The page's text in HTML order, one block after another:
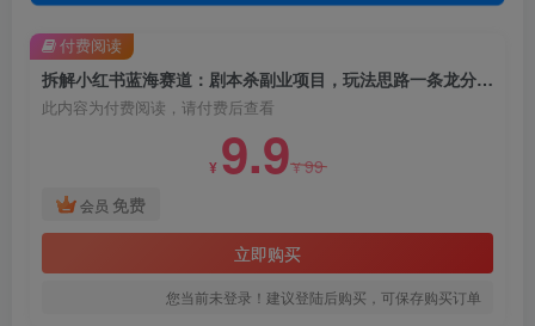
拆解小红书蓝海赛道：剧本杀副业项目，玩法思路一条龙分享给你【1节视频】
此内容为付费阅读，请付费后查看
¥ 9.9¥99
会员 免费
立即购买
您当前未登录！建议登陆后购买，可保存购买订单
付费阅读